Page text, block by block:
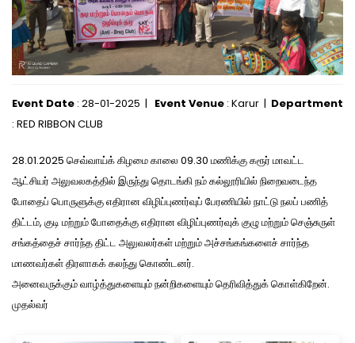
Event Date : 28-01-2025 | Event Venue : Karur | Department
: RED RIBBON CLUB
28.01.2025 செவ்வாய்க் கிழமை காலை 09.30 மணிக்கு கரூர் மாவட்ட
ஆட்சியர் அலுவலகத்தில் இருந்து தொடங்கி நம் கல்லூரியில் நிறைவடைந்த
போதைப் பொருளுக்கு எதிரான விழிப்புணர்வுப் பேரணியில் நாட்டு நலப் பணித்
திட்டம், குடி மற்றும் போதைக்கு எதிரான விழிப்புணர்வுக் குழு மற்றும் செஞ்சுருள்
சங்கத்தைச் சார்ந்த திட்ட அலுவலர்கள் மற்றும் அச்சங்கங்களைச் சார்ந்த
மாணவர்கள் திரளாகக் கலந்து கொண்டனர்.
அனைவருக்கும் வாழ்த்துகளையும் நன்றிகளையும் தெரிவித்துக் கொள்கிறேன்.
முதல்வர்